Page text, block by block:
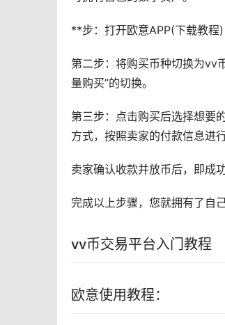
**步：打开欧意APP(下载教程
第二步：将购买币种切换为vv
量购买”的切换。
第三步：点击购买后选择想要
方式，按照卖家的付款信息进
卖家确认收款并放币后，即成
完成以上步骤，您就拥有了自
vv币交易平台入门教程
欧意使用教程：